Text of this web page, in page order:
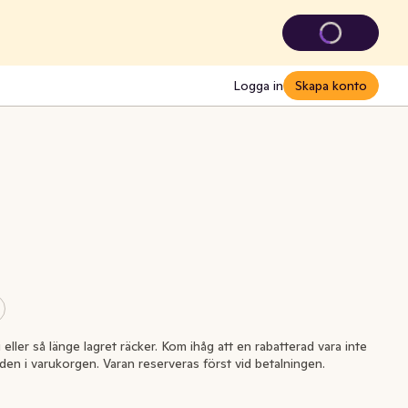
Logga in Skapa konto
så länge lagret räcker. Kom ihåg att en rabatterad vara inte
i varukorgen. Varan reserveras först vid betalningen.